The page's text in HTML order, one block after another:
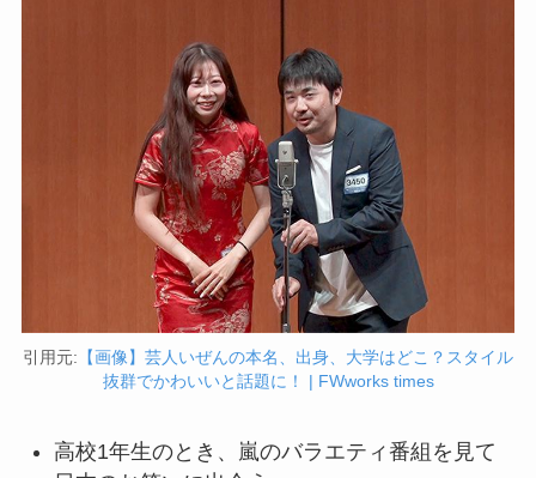
引用元: 【画像】芸人いぜんの本名、出身、大学はどこ？スタイル
抜群でかわいいと話題に！ | FWworks times
高校1年生のとき、嵐のバラエティ番組を見て